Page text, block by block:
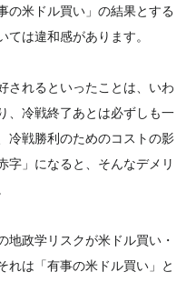
の米ドル買い」の結果とする
は違和感があります。
されるといったことは、いわ
、冷戦終了あとは必ずしも一
冷戦勝利のためのコストの影
字」になると、そんなデメリ
地政学リスクが米ドル買い・
れは「有事の米ドル買い」と